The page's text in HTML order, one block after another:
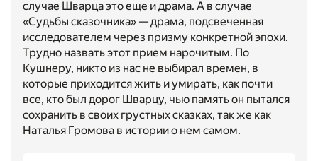
случае Шварца это еще и драма. А в случае
«Судьбы сказочника» — драма, подсвеченная
исследователем через призму конкретной эпохи.
Трудно назвать этот прием нарочитым. По
Кушнеру, никто из нас не выбирал времен, в
которые приходится жить и умирать, как почти
все, кто был дорог Шварцу, чью память он пытался
сохранить в своих грустных сказках, так же как
Наталья Громова в истории о нем самом.